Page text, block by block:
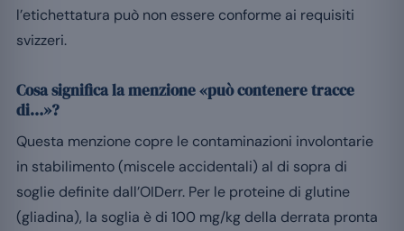
l’etichettatura può non essere conforme ai requisiti
svizzeri.
Cosa significa la menzione «può contenere tracce
di…»?
Questa menzione copre le contaminazioni involontarie
in stabilimento (miscele accidentali) al di sopra di
soglie definite dall’OIDerr. Per le proteine di glutine
(gliadina), la soglia è di 100 mg/kg della derrata pronta